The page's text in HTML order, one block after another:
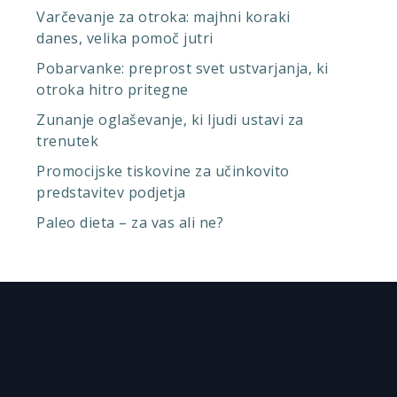
Varčevanje za otroka: majhni koraki
danes, velika pomoč jutri
Pobarvanke: preprost svet ustvarjanja, ki
otroka hitro pritegne
Zunanje oglaševanje, ki ljudi ustavi za
trenutek
Promocijske tiskovine za učinkovito
predstavitev podjetja
Paleo dieta – za vas ali ne?